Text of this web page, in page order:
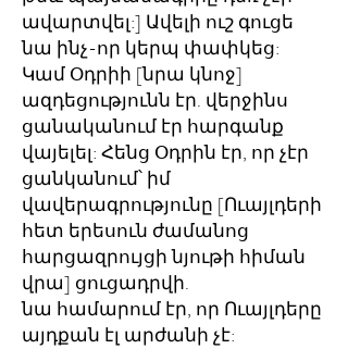
ավարտվել:] Ավելի ուշ գուցե
նա ինչ-որ կերպ փափկեց:
Կամ Օդրիի [նրա կնոջ]
ազդեցությունն էր. վերջինս
ցանականում էր հարգանք
վայելել: Հենց Օդրին էր, որ չէր
ցանկանում՝ իմ
վավերագրությունը [Ուայլդերի
հետ երեսուն ժամանոց
հարցազրույցի նյութի հիման
վրա] ցուցադրվի.
նա համարում էր, որ Ուայլդերը
այդքան էլ արժանի չէ: